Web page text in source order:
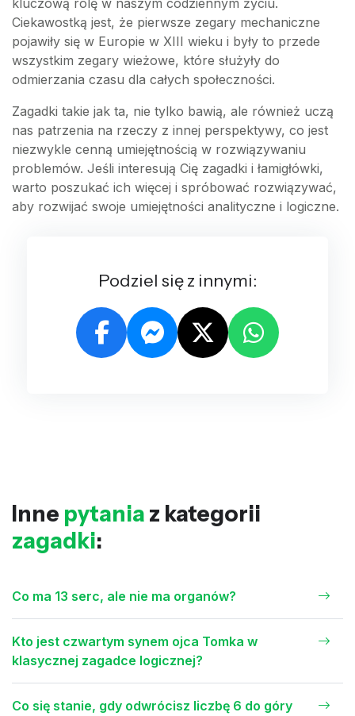
kluczową rolę w naszym codziennym życiu.
Ciekawostką jest, że pierwsze zegary mechaniczne
pojawiły się w Europie w XIII wieku i były to przede
wszystkim zegary wieżowe, które służyły do
odmierzania czasu dla całych społeczności.
Zagadki takie jak ta, nie tylko bawią, ale również uczą
nas patrzenia na rzeczy z innej perspektywy, co jest
niezwykle cenną umiejętnością w rozwiązywaniu
problemów. Jeśli interesują Cię zagadki i łamigłówki,
warto poszukać ich więcej i spróbować rozwiązywać,
aby rozwijać swoje umiejętności analityczne i logiczne.
Podziel się z innymi:
Inne pytania z kategorii
zagadki:
Co ma 13 serc, ale nie ma organów?
Kto jest czwartym synem ojca Tomka w
klasycznej zagadce logicznej?
Co się stanie, gdy odwrócisz liczbę 6 do góry